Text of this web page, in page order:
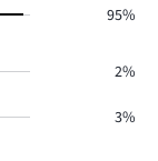
95%
2%
3%